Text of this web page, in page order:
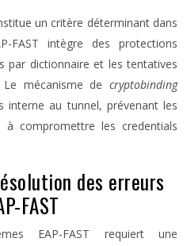
un critère déterminant dans
FAST intègre des protections
par dictionnaire et les tentatives
mécanisme de cryptobinding
interne au tunnel, prévenant les
à compromettre les credentials
des erreurs
FAST
EAP-FAST requiert une